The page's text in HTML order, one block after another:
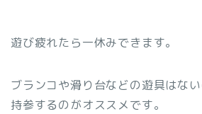
遊び疲れたら一休みできます。
ブランコや滑り台などの遊具はな
持参するのがオススメです。